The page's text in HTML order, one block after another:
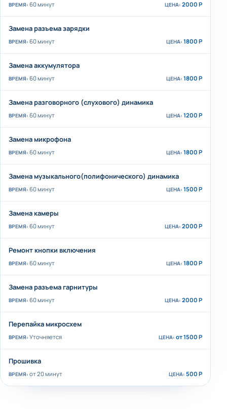
60 минут 2000 Р
Замена разъема зарядки
60 минут 1800 Р
Замена аккумулятора
60 минут 1800 Р
Замена разговорного (слухового) динамика
60 минут 1200 Р
Замена микрофона
60 минут 1800 Р
Замена музыкального(полифонического) динамика
60 минут 1500 Р
Замена камеры
60 минут 2000 Р
Ремонт кнопки включения
60 минут 1800 Р
Замена разъема гарнитуры
60 минут 2000 Р
Перепайка микросхем
Уточняется от 1500 Р
Прошивка
от 20 минут 500 Р